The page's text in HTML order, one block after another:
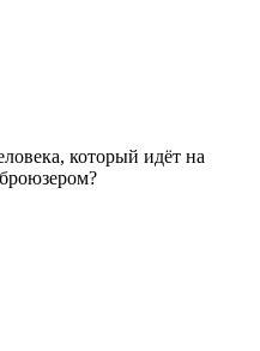
который идёт на